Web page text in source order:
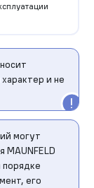
и не
могут
MAUNFELD
порядке
его